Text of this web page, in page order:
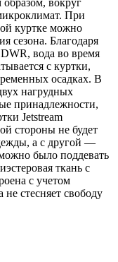
При
куртке можно
сезона. Благодаря
вода во время
с куртки,
осадках. В
нагрудных
принадлежности,
Jetstream
стороны не будет
а с другой —
было поддевать
ткань с
с учетом
стесняет свободу